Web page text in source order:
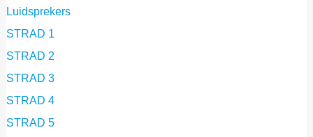
Luidsprekers
STRAD 1
STRAD 2
STRAD 3
STRAD 4
STRAD 5